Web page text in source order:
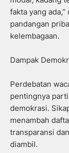
fakta yang
pandangan
kelembagaan.
Dampak
Perdebatan
pentingnya
demokrasi.
menambah
transparansi
diambil.